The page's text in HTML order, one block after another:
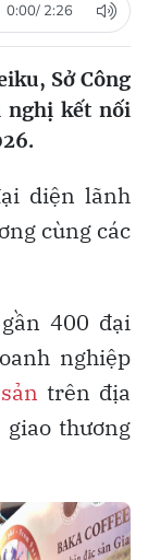
0:00/ 2:26
Sở Công
nghị kết nối
diện lãnh
cùng các
400 đại
nghiệp
trên địa
thương